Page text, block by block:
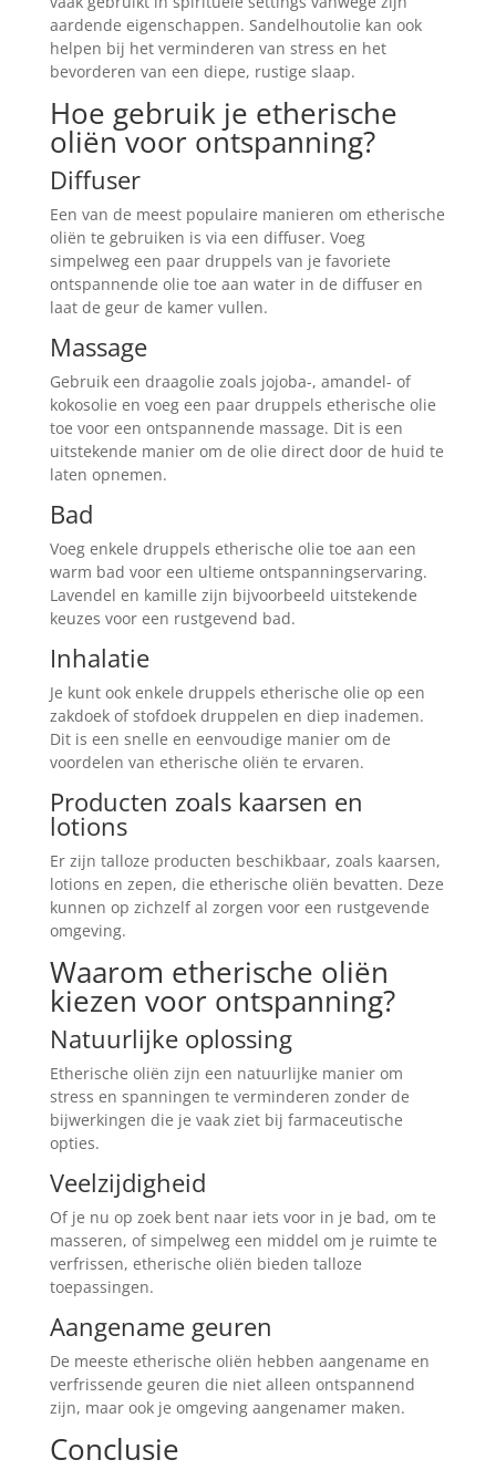
aardende eigenschappen. Sandelhoutolie kan ook
helpen bij het verminderen van stress en het
bevorderen van een diepe, rustige slaap.
Hoe gebruik je etherische
oliën voor ontspanning?
Diffuser
Een van de meest populaire manieren om etherische
oliën te gebruiken is via een diffuser. Voeg
simpelweg een paar druppels van je favoriete
ontspannende olie toe aan water in de diffuser en
laat de geur de kamer vullen.
Massage
Gebruik een draagolie zoals jojoba-, amandel- of
kokosolie en voeg een paar druppels etherische olie
toe voor een ontspannende massage. Dit is een
uitstekende manier om de olie direct door de huid te
laten opnemen.
Bad
Voeg enkele druppels etherische olie toe aan een
warm bad voor een ultieme ontspanningservaring.
Lavendel en kamille zijn bijvoorbeeld uitstekende
keuzes voor een rustgevend bad.
Inhalatie
Je kunt ook enkele druppels etherische olie op een
zakdoek of stofdoek druppelen en diep inademen.
Dit is een snelle en eenvoudige manier om de
voordelen van etherische oliën te ervaren.
Producten zoals kaarsen en
lotions
Er zijn talloze producten beschikbaar, zoals kaarsen,
lotions en zepen, die etherische oliën bevatten. Deze
kunnen op zichzelf al zorgen voor een rustgevende
omgeving.
Waarom etherische oliën
kiezen voor ontspanning?
Natuurlijke oplossing
Etherische oliën zijn een natuurlijke manier om
stress en spanningen te verminderen zonder de
bijwerkingen die je vaak ziet bij farmaceutische
opties.
Veelzijdigheid
Of je nu op zoek bent naar iets voor in je bad, om te
masseren, of simpelweg een middel om je ruimte te
verfrissen, etherische oliën bieden talloze
toepassingen.
Aangename geuren
De meeste etherische oliën hebben aangename en
verfrissende geuren die niet alleen ontspannend
zijn, maar ook je omgeving aangenamer maken.
Conclusie